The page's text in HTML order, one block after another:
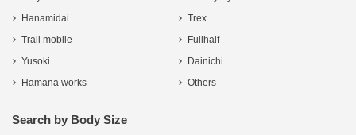
Hanamidai
Trex
Trail mobile
Fullhalf
Yusoki
Dainichi
Hamana works
Others
Search by Body Size